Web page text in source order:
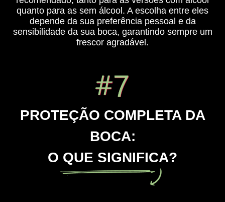
quanto para as sem álcool. A escolha entre eles
depende da sua preferência pessoal e da
sensibilidade da sua boca, garantindo sempre um
frescor agradável.
PROTEÇÃO COMPLETA DA
BOCA:
O QUE SIGNIFICA?